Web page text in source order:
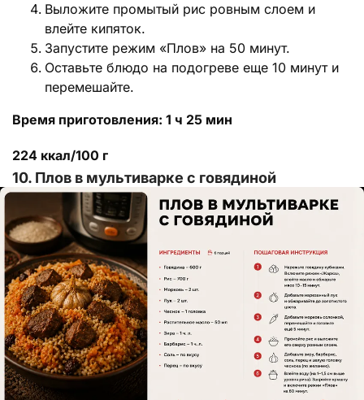
Выложите промытый рис ровным слоем и
влейте кипяток.
Запустите режим «Плов» на 50 минут.
Оставьте блюдо на подогреве еще 10 минут и
перемешайте.
Время приготовления: 1 ч 25 мин
224 ккал/100 г
10. Плов в мультиварке с говядиной